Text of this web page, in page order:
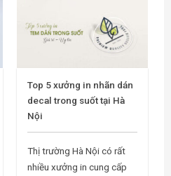
Top 5 xưởng in nhãn dán
decal trong suốt tại Hà
Nội
Thị trường Hà Nội có rất
nhiều xưởng in cung cấp